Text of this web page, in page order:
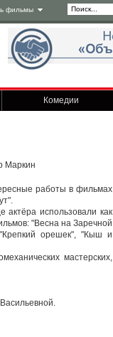
фильмы
Комедии
работы в фильмах
использовали как
"Весна на Заречной
орешек", "Кыш и
мастерских,